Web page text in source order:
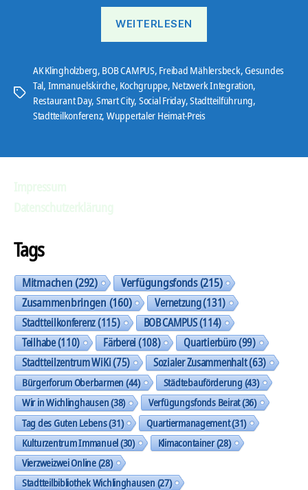
WEITERLESEN
Schlagwörter
AK Klingholzberg, BOB CAMPUS, Freibad Mählersbeck,Gesundes
Tal, Immanuelskirche, Kochgruppe, Netzwerk Integration,
Restaurant Day, Smart City, Social Friday,Stadtteilführung,
Stadtteilkonferenz, Wuppertaler Heimat-Preis
Tags
Mitmachen(292) Verfügungsfonds(215)
Zusammenbringen(160) Vernetzung(131)
Stadtteilkonferenz(115) BOB CAMPUS(114)
Teilhabe(110) Färberei(108) Quartierbüro(99)
Stadtteilzentrum WiKi(75) Sozialer Zusammenhalt(63)
Bürgerforum Oberbarmen(44) Städtebauförderung(43)
Wir in Wichlinghausen(38) Verfügungsfonds Beirat(36)
Tag des Guten Lebens(31) Quartiermanagement(31)
Kulturzentrum Immanuel(30) Klimacontainer(28)
Vierzweizwei Online(28)
Stadtteilbibliothek Wichlinghausen(27)